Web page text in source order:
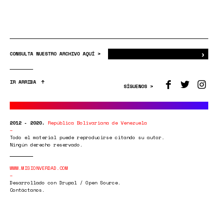
CONSULTA NUESTRO ARCHIVO AQUÍ > ›
IR ARRIBA
SÍGUENOS >
2012 - 2020. República Bolivariana de Venezuela
Todo el material puede reproducirse citando su autor.
Ningún derecho reservado.
WWW.MISIONVERDAD.COM
Desarrollado con Drupal / Open Source.
Contáctanos.